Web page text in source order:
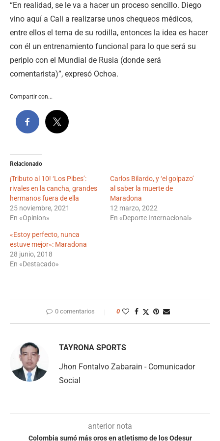
“En realidad, se le va a hacer un proceso sencillo. Diego
vino aquí a Cali a realizarse unos chequeos médicos,
entre ellos el tema de su rodilla, entonces la idea es hacer
con él un entrenamiento funcional para lo que será su
periplo con el Mundial de Rusia (donde será
comentarista)”, expresó Ochoa.
Compartir con...
Relacionado
¡Tributo al 10! ‘Los Pibes’:
rivales en la cancha, grandes
hermanos fuera de ella
25 noviembre, 2021
En «Opinion»
Carlos Bilardo, y ‘el golpazo’
al saber la muerte de
Maradona
12 marzo, 2022
En «Deporte Internacional»
«Estoy perfecto, nunca
estuve mejor»: Maradona
28 junio, 2018
En «Destacado»
0 comentarios 0
TAYRONA SPORTS
Jhon Fontalvo Zabarain - Comunicador
Social
anterior nota
Colombia sumó más oros en atletismo de los Odesur